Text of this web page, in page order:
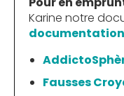
Karine notre
Fausses